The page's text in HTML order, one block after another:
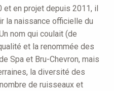
en projet depuis 2011, il
la naissance officielle du
Un nom qui coulait (de
et la renommée des
Spa et Bru-Chevron, mais
la diversité des
de ruisseaux et